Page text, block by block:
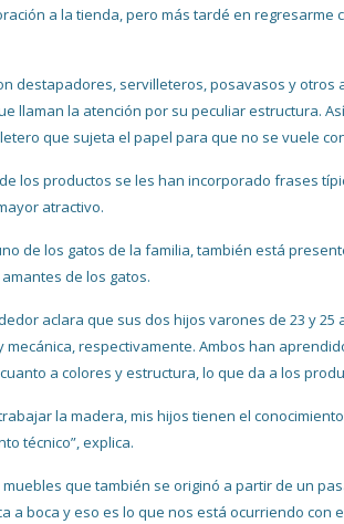
a la tienda, pero más tardé en regresarme
destapadores, servilleteros, posavasos y
llaman la atención por su peculiar estructura.
que sujeta el papel para que no se vuele
los productos se les han incorporado frases
atractivo.
de los gatos de la familia, también está
de los gatos.
aclara que sus dos hijos varones de 23 y
mecánica, respectivamente. Ambos han
a colores y estructura, lo que da a los
la madera, mis hijos tienen el
técnico”, explica.
muebles que también se originó a partir de un
a boca y eso es lo que nos está ocurriendo con